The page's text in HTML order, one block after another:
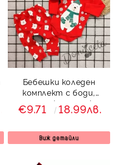
Бебешки коледен
комплект с боди,
панталонки и шапка с
мечок в червено
€9.71 18.99лв.
Виж детайли